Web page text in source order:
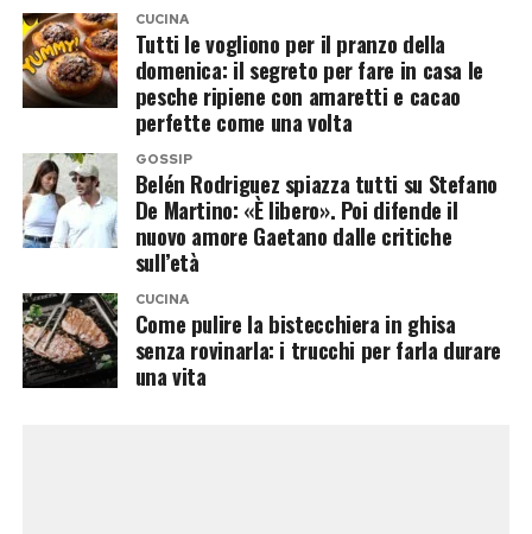
CUCINA
Tutti le vogliono per il pranzo della
domenica: il segreto per fare in casa le
pesche ripiene con amaretti e cacao
perfette come una volta
GOSSIP
Belén Rodriguez spiazza tutti su Stefano
De Martino: «È libero». Poi difende il
nuovo amore Gaetano dalle critiche
sull’età
CUCINA
Come pulire la bistecchiera in ghisa
senza rovinarla: i trucchi per farla durare
una vita